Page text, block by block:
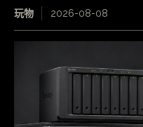
玩物 2026-08-08